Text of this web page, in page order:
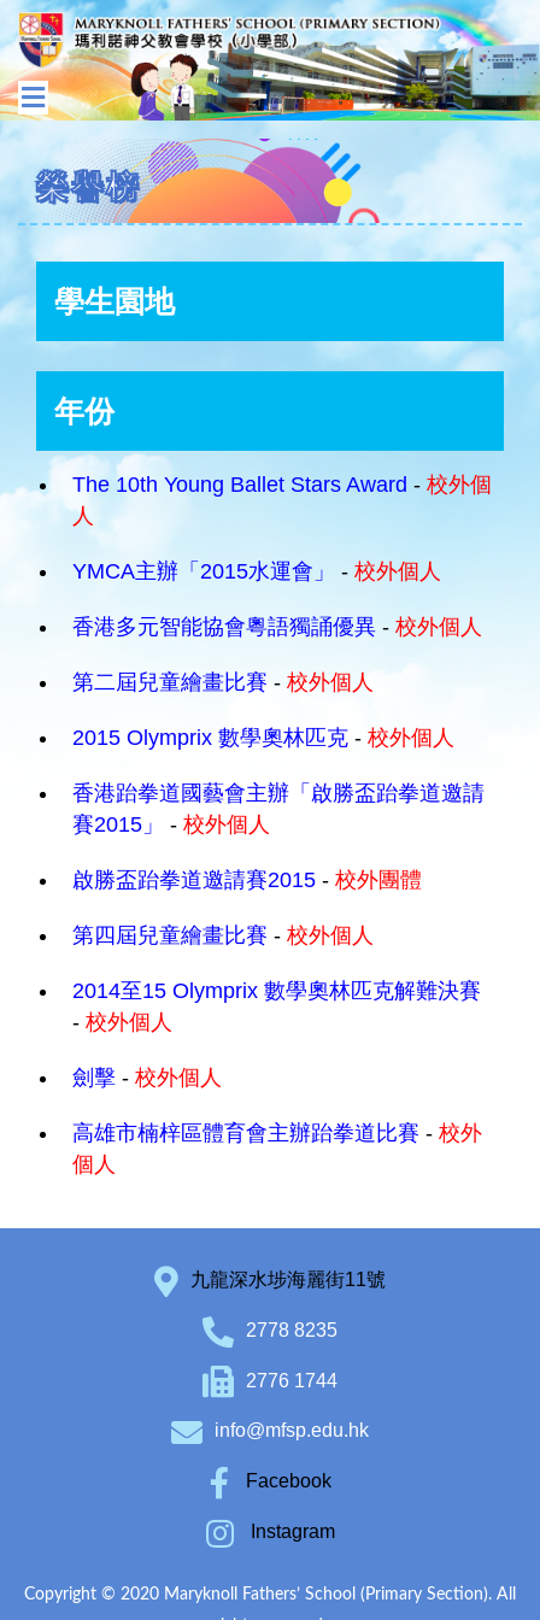
榮譽榜
學生園地
年份
The 10th Young Ballet Stars Award - 校外個
人
YMCA主辦「2015水運會」 - 校外個人
香港多元智能協會粵語獨誦優異 - 校外個人
第二屆兒童繪畫比賽 - 校外個人
2015 Olymprix 數學奧林匹克 - 校外個人
香港跆拳道國藝會主辦「啟勝盃跆拳道邀請
賽2015」
- 校外個人
啟勝盃跆拳道邀請賽2015 - 校外團體
第四屆兒童繪畫比賽 - 校外個人
2014至15 Olymprix 數學奧林匹克解難決賽
- 校外個人
劍擊 - 校外個人
高雄市楠梓區體育會主辦跆拳道比賽 - 校外
個人
九龍深水埗海麗街11號
2778 8235
2776 1744
info@mfsp.edu.hk
Facebook
Instagram
Copyright © 2020 Maryknoll Fathers’ School (Primary Section). All